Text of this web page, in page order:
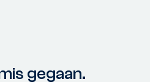
gegaan.